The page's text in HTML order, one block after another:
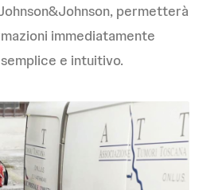
permetterà
immediatamente
e intuitivo.